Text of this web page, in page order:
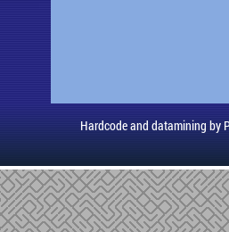
Hardcode and datamining by